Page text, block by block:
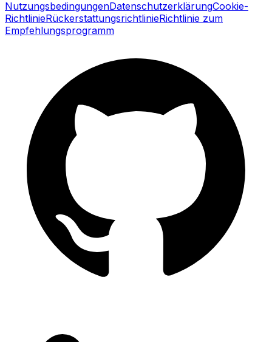
NutzungsbedingungenDatenschutzerklärungCookie-
RichtlinieRückerstattungsrichtlinieRichtlinie zum
Empfehlungsprogramm